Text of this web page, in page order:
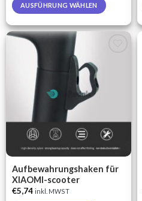
AUSFÜHRUNG WÄHLEN
product
multiple
variants.
options
be
chosen
the
product
page
Wunschliste
Aufbewahrungshaken für
XIAOMI-scooter
€5,74 inkl. MWST